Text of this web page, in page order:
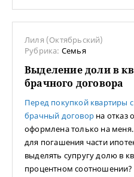
Лиля (Октябрьский)
Рубрика: Семья
Выделение доли в
брачного договора
Перед покупкой квартиры
брачный договор на отказ
оформлена только на
для погашения части
выделять супругу долю в
процентном соотношении?